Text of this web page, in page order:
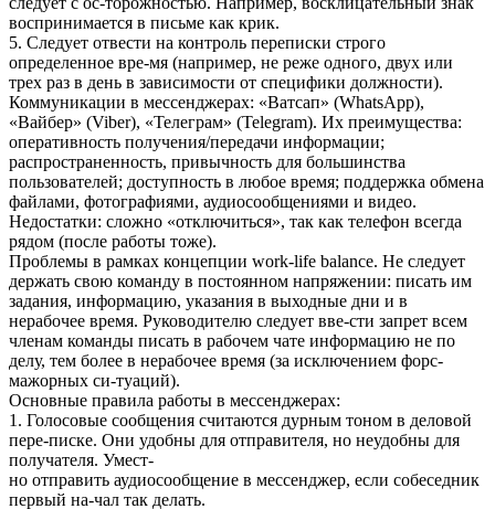
воспринимается в письме как крик.
5. Следует отвести на контроль переписки строго
определенное вре-мя (например, не реже одного, двух или
трех раз в день в зависимости от специфики должности).
Коммуникации в мессенджерах: «Ватсап» (WhatsApp),
«Вайбер» (Viber), «Телеграм» (Telegram). Их преимущества:
оперативность получения/передачи информации;
распространенность, привычность для большинства
пользователей; доступность в любое время; поддержка обмена
файлами, фотографиями, аудиосообщениями и видео.
Недостатки: сложно «отключиться», так как телефон всегда
рядом (после работы тоже).
Проблемы в рамках концепции work-life balance. Не следует
держать свою команду в постоянном напряжении: писать им
задания, информацию, указания в выходные дни и в
нерабочее время. Руководителю следует вве-сти запрет всем
членам команды писать в рабочем чате информацию не по
делу, тем более в нерабочее время (за исключением форс-
мажорных си-туаций).
Основные правила работы в мессенджерах:
1. Голосовые сообщения считаются дурным тоном в деловой
пере-писке. Они удобны для отправителя, но неудобны для
получателя. Умест-
но отправить аудиосообщение в мессенджер, если собеседник
первый на-чал так делать.